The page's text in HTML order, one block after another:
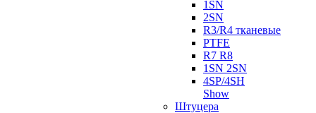
1SN
2SN
R3/R4 тканевые
PTFE
R7 R8
1SN 2SN
4SP/4SH
Show
Штуцера